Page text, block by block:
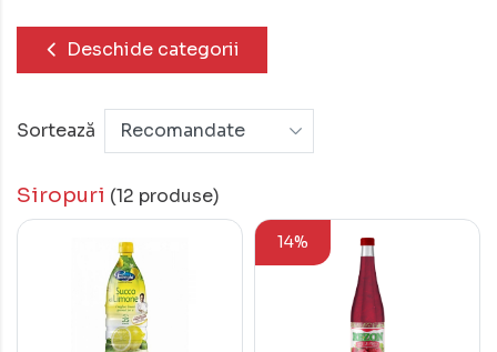
Deschide categorii
Sortează
Siropuri (12 produse)
14%